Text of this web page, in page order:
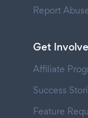
Report
Get
Affiliate
Success
Feature